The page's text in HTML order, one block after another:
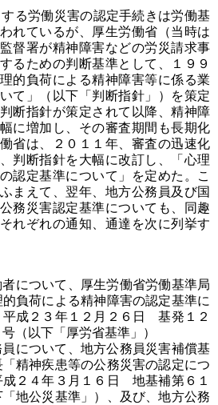
る労働災害の認定手続きは労働基
れているが、厚生労働省（当時は
督署が精神障害などの労災請求事
るための判断基準として、１９９
的負荷による精神障害等に係る業
て」（以下「判断指針」）を策定
断指針が策定されて以降、精神障
に増加し、その審査期間も長期化
省は、２０１１年、審査の迅速化
判断指針を大幅に改訂し、「心理
認定基準について」を定めた。こ
まえて、翌年、地方公務員及び国
務災害認定基準についても、同趣
れぞれの通知、通達を次に列挙す
について、厚生労働省労働基準局
負荷による精神障害の認定基準に
平成２３年１２月２６日 基発１２
（以下「厚労省基準」）
について、地方公務員災害補償基
精神疾患等の公務災害の認定につ
成２４年３月１６日 地基補第６１
地公災基準」）、及び、地方公務